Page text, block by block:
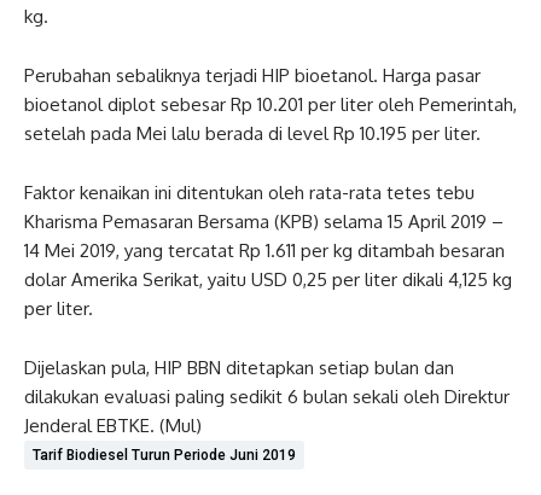
kg.
Perubahan sebaliknya terjadi HIP bioetanol. Harga pasar
bioetanol diplot sebesar Rp 10.201 per liter oleh Pemerintah,
setelah pada Mei lalu berada di level Rp 10.195 per liter.
Faktor kenaikan ini ditentukan oleh rata-rata tetes tebu
Kharisma Pemasaran Bersama (KPB) selama 15 April 2019 –
14 Mei 2019, yang tercatat Rp 1.611 per kg ditambah besaran
dolar Amerika Serikat, yaitu USD 0,25 per liter dikali 4,125 kg
per liter.
Dijelaskan pula, HIP BBN ditetapkan setiap bulan dan
dilakukan evaluasi paling sedikit 6 bulan sekali oleh Direktur
Jenderal EBTKE. (Mul)
Tarif Biodiesel Turun Periode Juni 2019